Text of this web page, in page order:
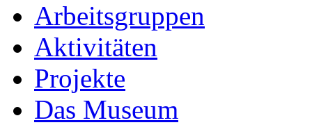
Arbeitsgruppen
Aktivitäten
Projekte
Das Museum